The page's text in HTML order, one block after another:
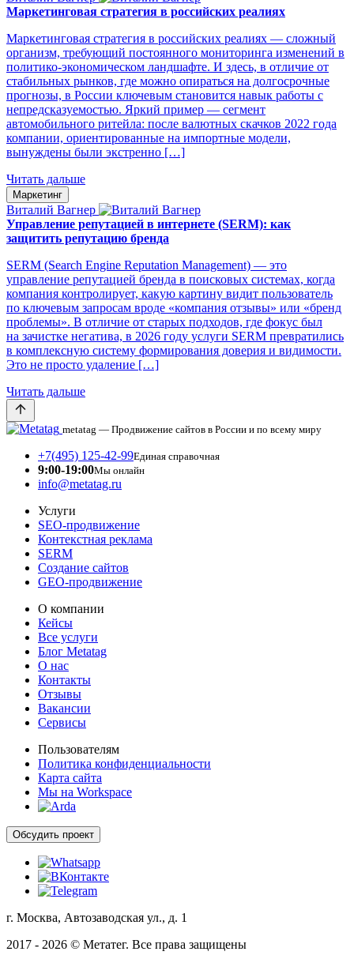
Маркетинговая стратегия в российских реалиях
Маркетинговая стратегия в российских реалиях — сложный
организм, требующий постоянного мониторинга изменений в
политико-экономическом ландшафте. И здесь, в отличие от
стабильных рынков, где можно опираться на долгосрочные
прогнозы, в России ключевым становится навык работы с
непредсказуемостью. Яркий пример — сегмент
автомобильного ритейла: после валютных скачков 2022 года
компании, ориентированные на импортные модели,
вынуждены были экстренно […]
Читать дальше
Маркетинг
Виталий Вагнер
Управление репутацией в интернете (SERM): как
защитить репутацию бренда
SERM (Search Engine Reputation Management) — это
управление репутацией бренда в поисковых системах, когда
компания контролирует, какую картину видит пользователь
по ключевым запросам вроде «компания отзывы» или «бренд
проблемы».​ В отличие от старых подходов, где фокус был
на зачистке негатива, в 2026 году услуги SERM превратились
в комплексную систему формирования доверия и видимости.
Это не просто удаление […]
Читать дальше
metatag — Продвижение сайтов в России и по всему миру
+7(495) 125-42-99Единая справочная
9:00-19:00Мы онлайн
info@metatag.ru
Услуги
SEO-продвижение
Контекстная реклама
SERM
Создание сайтов
GEO-продвижение
О компании
Кейсы
Все услуги
Блог Metatag
О нас
Контакты
Отзывы
Вакансии
Сервисы
Пользователям
Политика конфиденциальности
Карта сайта
Мы на Workspace
Обсудить проект
г. Москва, Автозаводская ул., д. 1
2017 - 2026 © Метатег. Все права защищены